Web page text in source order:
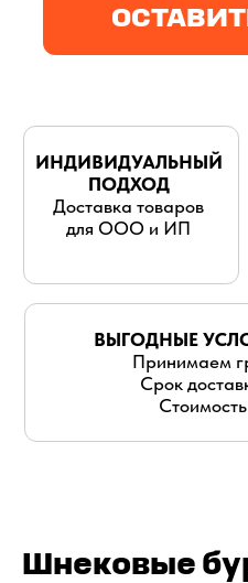
Срок доставки от 3х дней
Стоимость от 0.7 $/кг
груза
Доставка товаров
для ООО и ИП
Шнековые